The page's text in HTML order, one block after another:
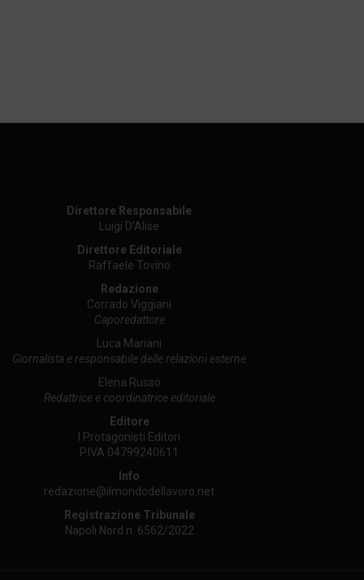
Direttore Responsabile
Luigi D’Alise
Direttore Editoriale
Raffaele Tovino
Redazione
Corrado Viggiani
Caporedattore
Luca Mariani
Giornalista e responsabile delle relazioni esterne
Elena Russo
Redattrice e coordinatrice editoriale
Editore
I Protagonisti Editori
P.IVA 04799240611
Info
redazione@ilmondodellavoro.net
Registrazione Tribunale
Napoli Nord n. 6562/2022